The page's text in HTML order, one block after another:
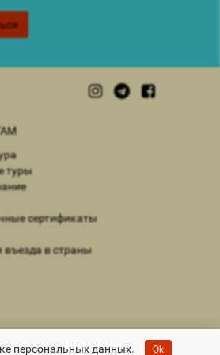
туры
сертификаты
въезда в страны
персональных данных.
Ok